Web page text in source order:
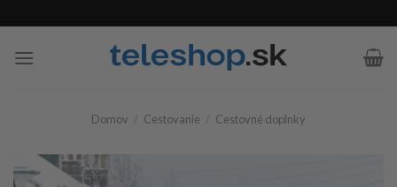
to
content
Domov / Cestovanie / Cestovné doplnky